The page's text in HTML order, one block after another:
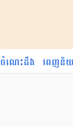
ចំណេះដឹង ពេញនិ